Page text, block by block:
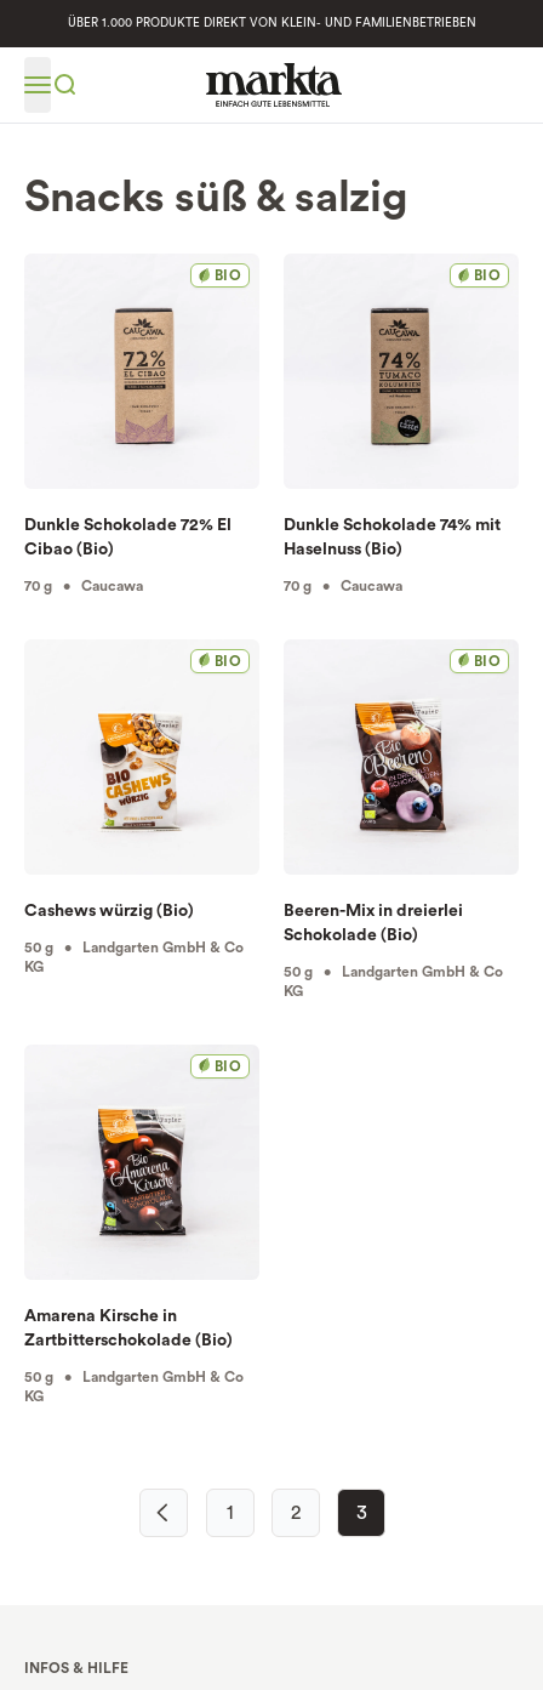
ÜBER 1.000 PRODUKTE DIREKT VON KLEIN- UND FAMILIENBETRIEBEN
Snacks süß & salzig
BIO
Dunkle Schokolade 72% El
Cibao (Bio)
70 g • Caucawa
BIO
Dunkle Schokolade 74% mit
Haselnuss (Bio)
70 g • Caucawa
BIO
Cashews würzig (Bio)
50 g • Landgarten GmbH & Co
KG
BIO
Beeren-Mix in dreierlei
Schokolade (Bio)
50 g • Landgarten GmbH & Co
KG
BIO
Amarena Kirsche in
Zartbitterschokolade (Bio)
50 g • Landgarten GmbH & Co
KG
1 2 3
INFOS & HILFE